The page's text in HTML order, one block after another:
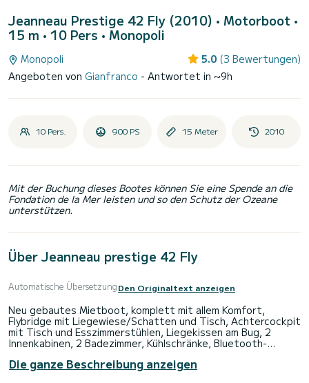
Jeanneau Prestige 42 Fly (2010) • Motorboot •
15 m • 10 Pers • Monopoli
Monopoli 5.0 (3 Bewertungen)
Angeboten von Gianfranco - Antwortet in ~9h
10 Pers. 900 PS 15 Meter 2010
Mit der Buchung dieses Bootes können Sie eine Spende an die
Fondation de la Mer leisten und so den Schutz der Ozeane
unterstützen.
Über Jeanneau prestige 42 Fly
Automatische ÜbersetzungDen Originaltext anzeigen
Neu gebautes Mietboot, komplett mit allem Komfort,
Flybridge mit Liegewiese/Schatten und Tisch, Achtercockpit
mit Tisch und Esszimmerstühlen, Liegekissen am Bug, 2
Innenkabinen, 2 Badezimmer, Kühlschränke, Bluetooth-
< br >Ideal für Tagesausflüge, ausgestattet mit allem
Komfort für einen angenehmen und unvergesslichen Tag der
Die ganze Beschreibung anzeigen